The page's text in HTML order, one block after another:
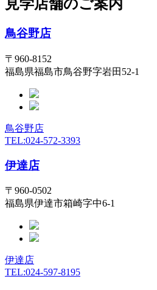
見学店舗のご案内
鳥谷野店
〒960-8152
福島県福島市鳥谷野字岩田52-1
鳥谷野店
TEL:024-572-3393
伊達店
〒960-0502
福島県伊達市箱崎字中6-1
伊達店
TEL:024-597-8195